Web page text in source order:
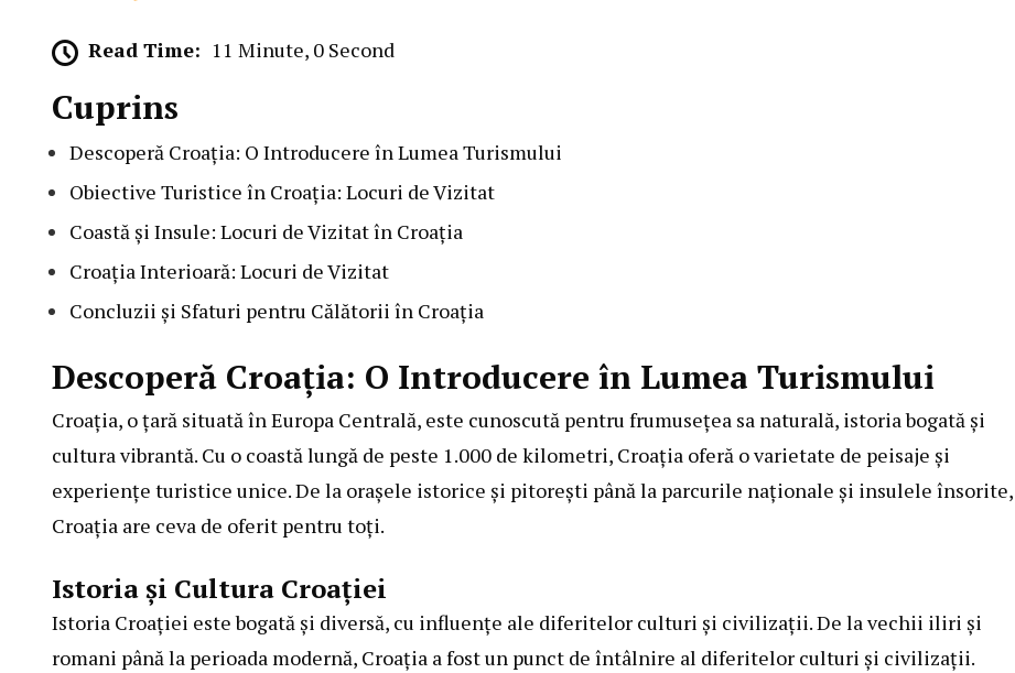
Read Time: 11 Minute, 0 Second
Cuprins
Descoperă Croația: O Introducere în Lumea Turismului
Obiective Turistice în Croația: Locuri de Vizitat
Coastă și Insule: Locuri de Vizitat în Croația
Croația Interioară: Locuri de Vizitat
Concluzii și Sfaturi pentru Călătorii în Croația
Descoperă Croația: O Introducere în Lumea Turismului
Croația, o țară situată în Europa Centrală, este cunoscută pentru frumusețea sa naturală, istoria bogată și
cultura vibrantă. Cu o coastă lungă de peste 1.000 de kilometri, Croația oferă o varietate de peisaje și
experiențe turistice unice. De la orașele istorice și pitorești până la parcurile naționale și insulele însorite,
Croația are ceva de oferit pentru toți.
Istoria și Cultura Croației
Istoria Croației este bogată și diversă, cu influențe ale diferitelor culturi și civilizații. De la vechii iliri și
romani până la perioada modernă, Croația a fost un punct de întâlnire al diferitelor culturi și civilizații.